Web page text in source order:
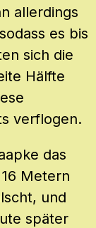
allerdings
es bis
sich die
Hälfte
verflogen.
das
Metern
und
später